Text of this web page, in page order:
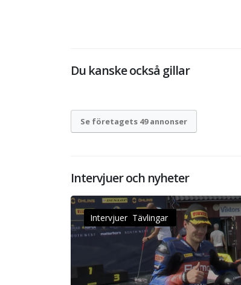
Du kanske också gillar
Se företagets 49 annonser
Intervjuer och nyheter
Intervjuer Tävlingar